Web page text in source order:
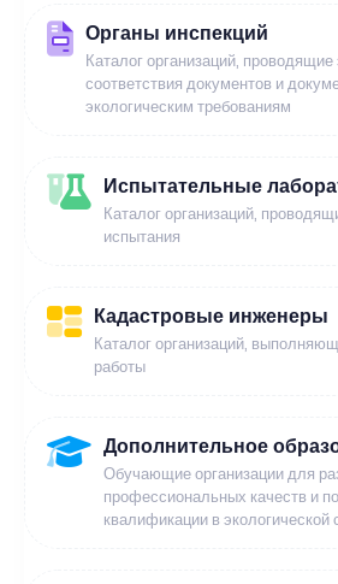
Органы инспекций
Каталог организаций, проводящие
соответствия документов и
экологическим требованиям
Испытательные
Каталог организаций,
испытания
Кадастровые инженеры
Каталог организаций,
работы
Дополнительное
Обучающие организации для
профессиональных качеств и
квалификации в